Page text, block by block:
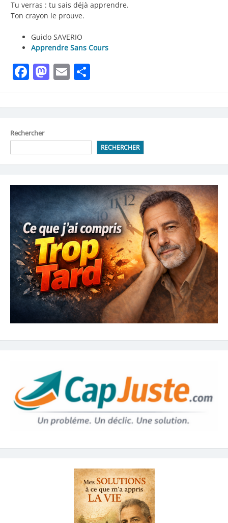
Tu verras : tu sais déjà apprendre.
Ton crayon le prouve.
Guido SAVERIO
Apprendre Sans Cours
Facebook
Mastodon
Email
Rechercher
RECHERCHER